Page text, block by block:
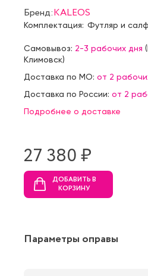
Бренд:KALEOS
Комплектация: Футляр и
Самовывоз: 2-3 рабочих дня (
Климовск)
Доставка по МО: от 2
Доставка по России: от 2
Подробнее о доставке
27 380 ₷
ДОБАВИТЬ В
КОРЗИНУ
Параметры оправы